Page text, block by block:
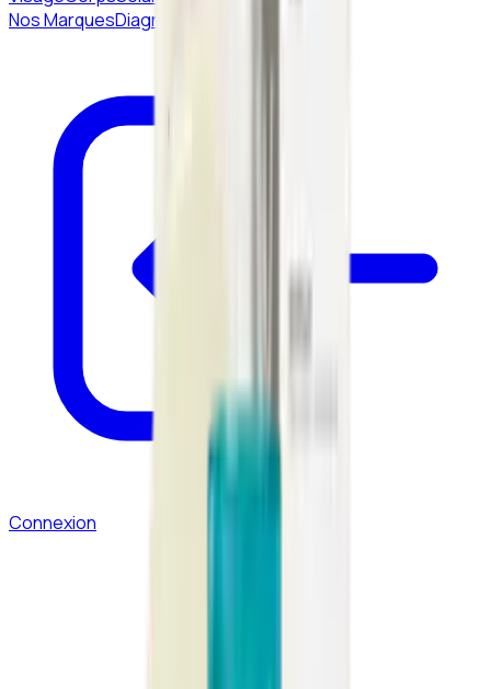
Nos MarquesDiagnostic peau
Connexion